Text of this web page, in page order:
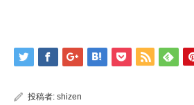
投稿者: shizen